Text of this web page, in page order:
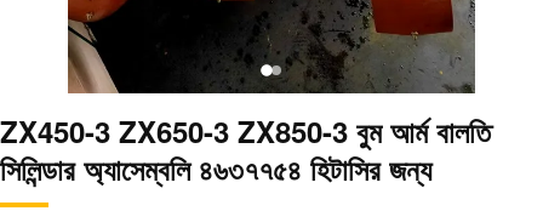
ZX450-3 ZX650-3 ZX850-3 বুম আর্ম বালতি
সিলিন্ডার অ্যাসেম্বলি ৪৬৩৭৭৫৪ হিটাসির জন্য